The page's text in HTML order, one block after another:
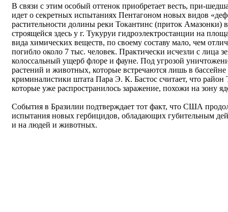
В связи с этим особый оттенок приобретает весть, при-
идет о секретных испытаниях Пентагоном новых видов
растительности долины реки Токантинс (приток Амазонки)
строящейся здесь у г. Тукуруи гидроэлектростанции на
вида химических веществ, по своему составу мало, чем
погибло около 7 тыс. человек. Практически исчезли с лица
колоссальный ущерб флоре и фауне. Под угрозой
растений и животных, которые встречаются лишь в
криминалистики штата Пара Э. К. Бастос считает, что район
которые уже распространилось заражение, похожи на зону
События в Бразилии подтверждает тот факт, что США
испытания новых гербицидов, обладающих губительным
и на людей и животных.